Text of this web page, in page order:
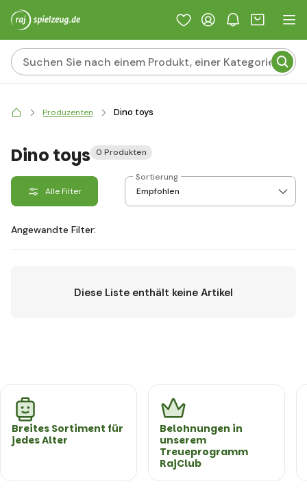
Produzenten Dino toys
Dino toys 0 Produkten
Alle Filter
Sortierung
Angewandte Filter:
Diese Liste enthält keine Artikel
Breites Sortiment für
jedes Alter
Belohnungen in
unserem
Treueprogramm
RajClub